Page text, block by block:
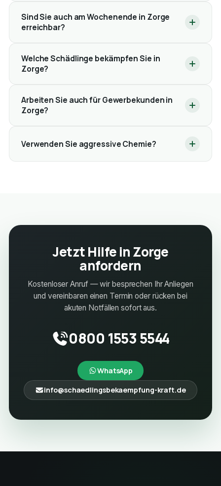
Sind Sie auch am Wochenende in Zorge
erreichbar?
Welche Schädlinge bekämpfen Sie in
Zorge?
Arbeiten Sie auch für Gewerbekunden in
Zorge?
Verwenden Sie aggressive Chemie?
Jetzt Hilfe in Zorge
anfordern
Kostenloser Anruf — wir besprechen Ihr Anliegen
und vereinbaren einen Termin oder rücken bei
akuten Notfällen sofort aus.
0800 1553 5544
WhatsApp
info@schaedlingsbekaempfung-kraft.de